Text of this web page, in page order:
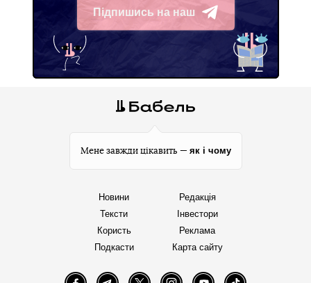
Підпишись на наш
Telegram
Мене завжди цікавить — як і чому
Новини
Тексти
Користь
Подкасти
Редакція
Інвестори
Реклама
Карта сайту